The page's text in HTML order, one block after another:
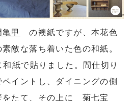
甲
の襖紙ですが、本花色
敵な落ち着いた色の和紙。
紙で貼りました。間仕切り
イントし、ダイニングの側
をたて、その上に 菊七宝